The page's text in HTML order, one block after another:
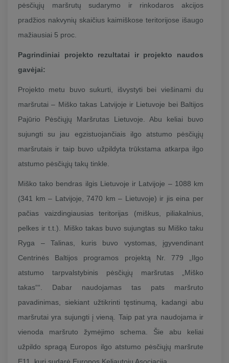
pėsčiųjų maršrutų sudarymo ir rinkodaros akcijos
pradžios nakvynių skaičius kaimiškose teritorijose išaugo
mažiausiai 5 proc.
Pagrindiniai projekto rezultatai ir projekto naudos
gavėjai:
Projekto metu buvo sukurti, išvystyti bei viešinami du
maršrutai – Miško takas Latvijoje ir Lietuvoje bei Baltijos
Pajūrio Pėsčiųjų Maršrutas Lietuvoje. Abu keliai buvo
sujungti su jau egzistuojančiais ilgo atstumo pėsčiųjų
maršrutais ir taip buvo užpildyta trūkstama atkarpa ilgo
atstumo pėsčiųjų takų tinkle.
Miško tako bendras ilgis Lietuvoje ir Latvijoje – 1088 km
(341 km – Latvijoje, 7470 km – Lietuvoje) ir jis eina per
pačias vaizdingiausias teritorijas (miškus, piliakalnius,
pelkes ir t.t.). Miško takas buvo sujungtas su Miško taku
Ryga – Talinas, kuris buvo vystomas, įgyvendinant
Centrinės Baltijos programos projektą Nr. 779 „Ilgo
atstumo tarpvalstybinis pėsčiųjų maršrutas „Miško
takas““. Dabar naudojamas tas pats maršruto
pavadinimas, siekiant užtikrinti tęstinumą, kadangi abu
maršrutai yra sujungti į vieną. Taip pat yra naudojama ir
vienoda maršruto žymėjimo schema. Šie abu keliai
užpildo spragą Europos ilgo atstumo pėsčiųjų maršrute
E11, kurį sudarė Europos Keliautojų Asociacija.